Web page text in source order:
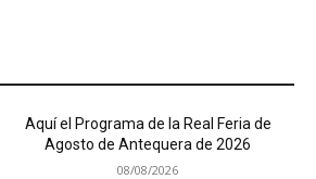
Aquí el Programa de la Real Feria de
Agosto de Antequera de 2026
08/08/2026